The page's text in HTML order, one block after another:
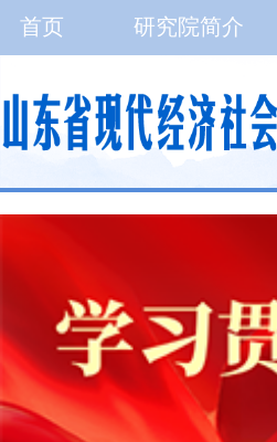
首页 研究院简介